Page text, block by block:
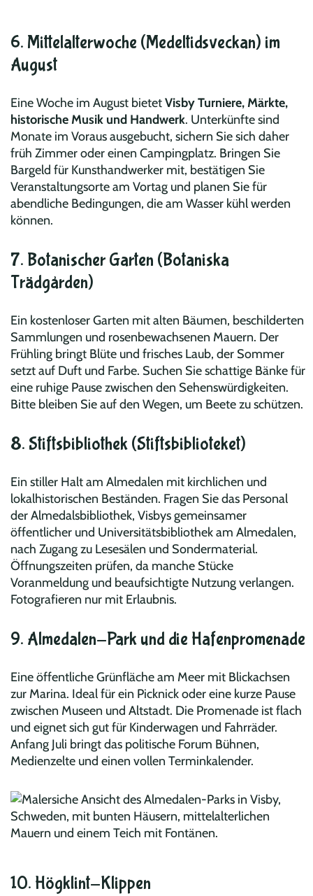
6. Mittelalterwoche (Medeltidsveckan) im
August
Eine Woche im August bietetVisby Turniere, Märkte,
historische Musik und Handwerk. Unterkünfte sind
Monate im Voraus ausgebucht, sichern Sie sich daher
früh Zimmer oder einen Campingplatz. Bringen Sie
Bargeld für Kunsthandwerker mit, bestätigen Sie
Veranstaltungsorte am Vortag und planen Sie für
abendliche Bedingungen, die am Wasser kühl werden
können.
7. Botanischer Garten (Botaniska
Trädgården)
Ein kostenloser Garten mit alten Bäumen, beschilderten
Sammlungen und rosenbewachsenen Mauern. Der
Frühling bringt Blüte und frisches Laub, der Sommer
setzt auf Duft und Farbe. Suchen Sie schattige Bänke für
eine ruhige Pause zwischen den Sehenswürdigkeiten.
Bitte bleiben Sie auf den Wegen, um Beete zu schützen.
8. Stiftsbibliothek (Stiftsbiblioteket)
Ein stiller Halt am Almedalen mit kirchlichen und
lokalhistorischen Beständen. Fragen Sie das Personal
der Almedalsbibliothek, Visbys gemeinsamer
öffentlicher und Universitätsbibliothek am Almedalen,
nach Zugang zu Lesesälen und Sondermaterial.
Öffnungszeiten prüfen, da manche Stücke
Voranmeldung und beaufsichtigte Nutzung verlangen.
Fotografieren nur mit Erlaubnis.
9. Almedalen-Park und die Hafenpromenade
Eine öffentliche Grünfläche am Meer mit Blickachsen
zur Marina. Ideal für ein Picknick oder eine kurze Pause
zwischen Museen und Altstadt. Die Promenade ist flach
und eignet sich gut für Kinderwagen und Fahrräder.
Anfang Juli bringt das politische Forum Bühnen,
Medienzelte und einen vollen Terminkalender.
10. Högklint-Klippen